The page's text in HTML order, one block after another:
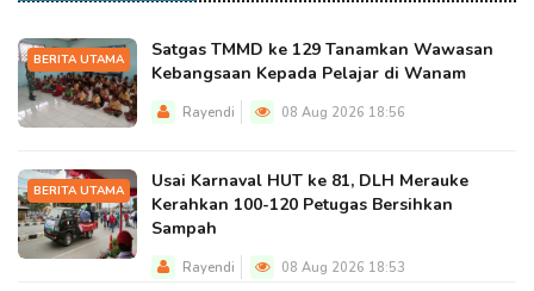
BERITA UTAMA
Satgas TMMD ke 129 Tanamkan Wawasan
Kebangsaan Kepada Pelajar di Wanam
Rayendi 08 Aug 2026 18:56
BERITA UTAMA
Usai Karnaval HUT ke 81, DLH Merauke
Kerahkan 100-120 Petugas Bersihkan
Sampah
Rayendi 08 Aug 2026 18:53